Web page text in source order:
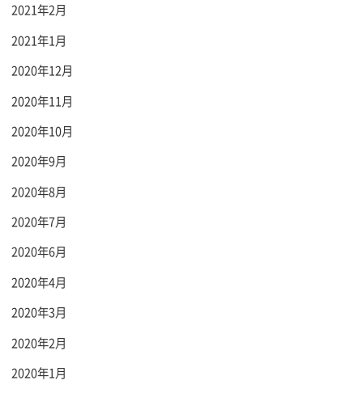
2021年2月
2021年1月
2020年12月
2020年11月
2020年10月
2020年9月
2020年8月
2020年7月
2020年6月
2020年4月
2020年3月
2020年2月
2020年1月